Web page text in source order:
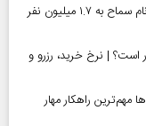
آغاز رسمی برنامه‌های اربعین ۱۴۰۵ در مرز‌ها | ثبت‌نام سماح به ۱.۷ میلیون نفر
بهشت زهرا (س) در سال ۱۴۰۵ چقدر است؟ | نرخ خرید، رزرو و
مهم‌ترین راهکار مهار